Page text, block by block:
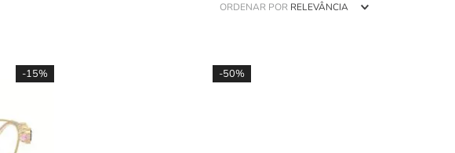
ORDENAR POR RELEVÂNCIA
-15% -50%